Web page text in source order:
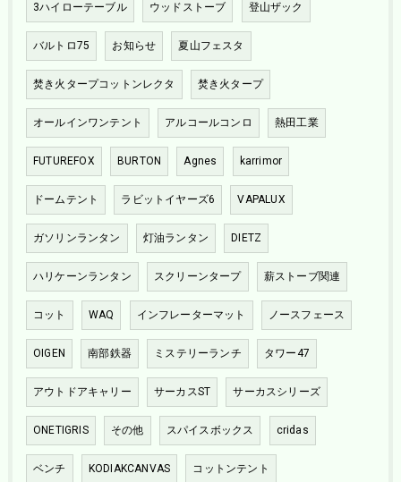
3ハイローテーブル ウッドストーブ 登山ザック
バルトロ75 お知らせ 夏山フェスタ
焚き火タープコットンレクタ 焚き火タープ
オールインワンテント アルコールコンロ 熱田工業
FUTUREFOX BURTON Agnes karrimor
ドームテント ラビットイヤーズ6 VAPALUX
ガソリンランタン 灯油ランタン DIETZ
ハリケーンランタン スクリーンタープ 薪ストーブ関連
コット WAQ インフレーターマット ノースフェース
OIGEN 南部鉄器 ミステリーランチ タワー47
アウトドアキャリー サーカスST サーカスシリーズ
ONETIGRIS その他 スパイスボックス cridas
ベンチ KODIAKCANVAS コットンテント